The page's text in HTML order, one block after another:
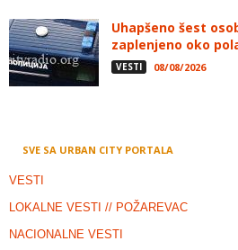
Uhapšeno šest
zaplenjeno oko
VESTI 08/08/2026
SVE SA URBAN CITY PORTALA
VESTI
LOKALNE VESTI // POŽAREVAC
NACIONALNE VESTI